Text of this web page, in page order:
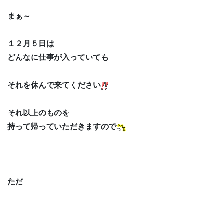
まぁ～
１２月５日は
どんなに仕事が入っていても
それを休んで来てください
それ以上のものを
持って帰っていただきますので
ただ